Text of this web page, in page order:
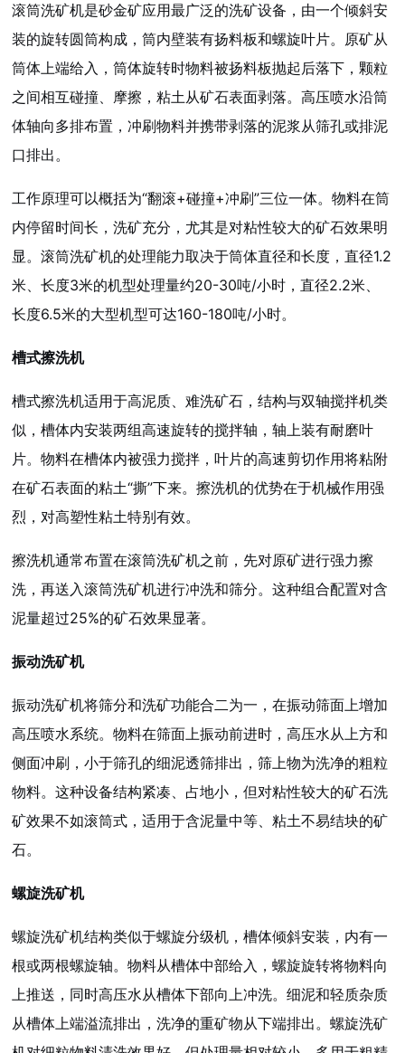
滚筒洗矿机是砂金矿应用最广泛的洗矿设备，由一个倾斜安
装的旋转圆筒构成，筒内壁装有扬料板和螺旋叶片。原矿从
筒体上端给入，筒体旋转时物料被扬料板抛起后落下，颗粒
之间相互碰撞、摩擦，粘土从矿石表面剥落。高压喷水沿筒
体轴向多排布置，冲刷物料并携带剥落的泥浆从筛孔或排泥
口排出。
工作原理可以概括为“翻滚+碰撞+冲刷”三位一体。物料在筒
内停留时间长，洗矿充分，尤其是对粘性较大的矿石效果明
显。滚筒洗矿机的处理能力取决于筒体直径和长度，直径1.2
米、长度3米的机型处理量约20-30吨/小时，直径2.2米、
长度6.5米的大型机型可达160-180吨/小时。
槽式擦洗机
槽式擦洗机适用于高泥质、难洗矿石，结构与双轴搅拌机类
似，槽体内安装两组高速旋转的搅拌轴，轴上装有耐磨叶
片。物料在槽体内被强力搅拌，叶片的高速剪切作用将粘附
在矿石表面的粘土“撕”下来。擦洗机的优势在于机械作用强
烈，对高塑性粘土特别有效。
擦洗机通常布置在滚筒洗矿机之前，先对原矿进行强力擦
洗，再送入滚筒洗矿机进行冲洗和筛分。这种组合配置对含
泥量超过25%的矿石效果显著。
振动洗矿机
振动洗矿机将筛分和洗矿功能合二为一，在振动筛面上增加
高压喷水系统。物料在筛面上振动前进时，高压水从上方和
侧面冲刷，小于筛孔的细泥透筛排出，筛上物为洗净的粗粒
物料。这种设备结构紧凑、占地小，但对粘性较大的矿石洗
矿效果不如滚筒式，适用于含泥量中等、粘土不易结块的矿
石。
螺旋洗矿机
螺旋洗矿机结构类似于螺旋分级机，槽体倾斜安装，内有一
根或两根螺旋轴。物料从槽体中部给入，螺旋旋转将物料向
上推送，同时高压水从槽体下部向上冲洗。细泥和轻质杂质
从槽体上端溢流排出，洗净的重矿物从下端排出。螺旋洗矿